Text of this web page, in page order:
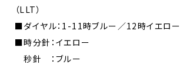
（LLT）
■ダイヤル：1-11時ブルー／12時イエロー
■時分針：イエロー
秒針 ：ブルー